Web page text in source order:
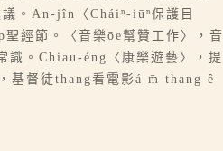
。An-jîn〈Cháiⁿ-iūⁿ保護目
經節。〈音樂ōe幫贊工作〉，音
識。Chiau-éng〈康樂遊藝〉，提
基督徒thang看電影á m̄ thang ê